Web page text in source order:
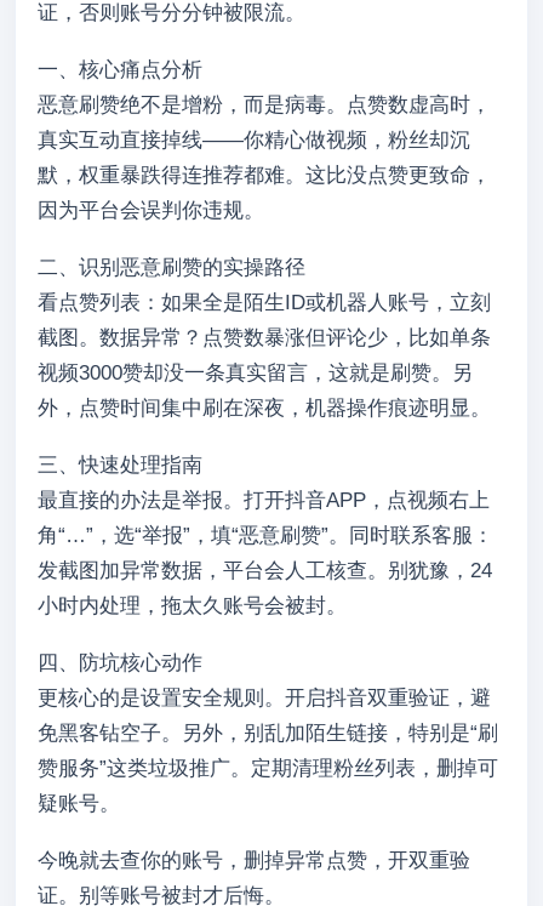
证，否则账号分分钟被限流。
一、核心痛点分析
恶意刷赞绝不是增粉，而是病毒。点赞数虚高时，
真实互动直接掉线——你精心做视频，粉丝却沉
默，权重暴跌得连推荐都难。这比没点赞更致命，
因为平台会误判你违规。
二、识别恶意刷赞的实操路径
看点赞列表：如果全是陌生ID或机器人账号，立刻
截图。数据异常？点赞数暴涨但评论少，比如单条
视频3000赞却没一条真实留言，这就是刷赞。另
外，点赞时间集中刷在深夜，机器操作痕迹明显。
三、快速处理指南
最直接的办法是举报。打开抖音APP，点视频右上
角“…”，选“举报”，填“恶意刷赞”。同时联系客服：
发截图加异常数据，平台会人工核查。别犹豫，24
小时内处理，拖太久账号会被封。
四、防坑核心动作
更核心的是设置安全规则。开启抖音双重验证，避
免黑客钻空子。另外，别乱加陌生链接，特别是“刷
赞服务”这类垃圾推广。定期清理粉丝列表，删掉可
疑账号。
今晚就去查你的账号，删掉异常点赞，开双重验
证。别等账号被封才后悔。